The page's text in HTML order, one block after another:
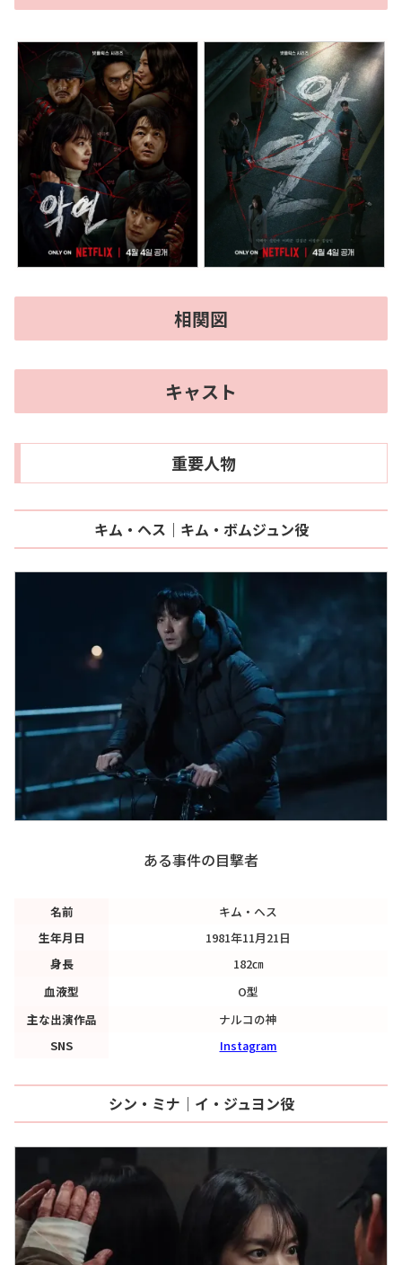
相関図
キャスト
重要人物
キム・ヘス｜キム・ボムジュン役
ある事件の目撃者
名前
キム・ヘス
生年月日
1981年11月21日
身長
182㎝
血液型
O型
主な出演作品
ナルコの神
SNS
Instagram
シン・ミナ｜イ・ジュヨン役